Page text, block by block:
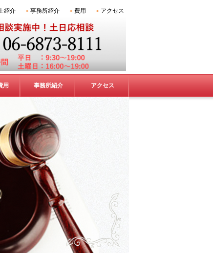
紹介 事務所紹介 費用 アクセス
用 事務所紹介 アクセス